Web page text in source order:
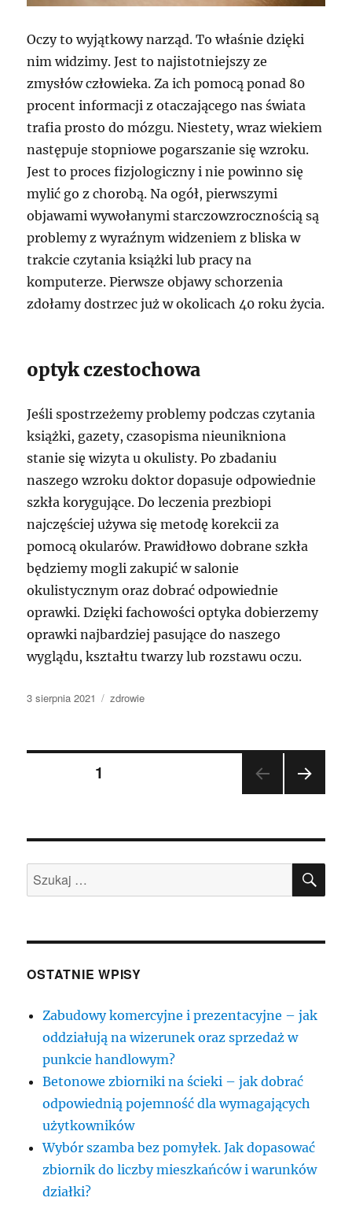
Oczy to wyjątkowy narząd. To właśnie dzięki
nim widzimy. Jest to najistotniejszy ze
zmysłów człowieka. Za ich pomocą ponad 80
procent informacji z otaczającego nas świata
trafia prosto do mózgu. Niestety, wraz wiekiem
następuje stopniowe pogarszanie się wzroku.
Jest to proces fizjologiczny i nie powinno się
mylić go z chorobą. Na ogół, pierwszymi
objawami wywołanymi starczowzrocznością są
problemy z wyraźnym widzeniem z bliska w
trakcie czytania książki lub pracy na
komputerze. Pierwsze objawy schorzenia
zdołamy dostrzec już w okolicach 40 roku życia.
optyk czestochowa
Jeśli spostrzeżemy problemy podczas czytania
książki, gazety, czasopisma nieunikniona
stanie się wizyta u okulisty. Po zbadaniu
naszego wzroku doktor dopasuje odpowiednie
szkła korygujące. Do leczenia prezbiopi
najczęściej używa się metodę korekcii za
pomocą okularów. Prawidłowo dobrane szkła
będziemy mogli zakupić w salonie
okulistycznym oraz dobrać odpowiednie
oprawki. Dzięki fachowości optyka dobierzemy
oprawki najbardziej pasujące do naszego
wyglądu, kształtu twarzy lub rozstawu oczu.
Data
3 sierpnia 2021 Kategorie
zdrowie
Nawigacja
wpisach
STRONA1
STR
ONA
Szukaj:
OSTATNIE WPISY
Zabudowy komercyjne i prezentacyjne – jak
oddziałują na wizerunek oraz sprzedaż w
punkcie handlowym?
Betonowe zbiorniki na ścieki – jak dobrać
odpowiednią pojemność dla wymagających
użytkowników
Wybór szamba bez pomyłek. Jak dopasować
zbiornik do liczby mieszkańców i warunków
działki?